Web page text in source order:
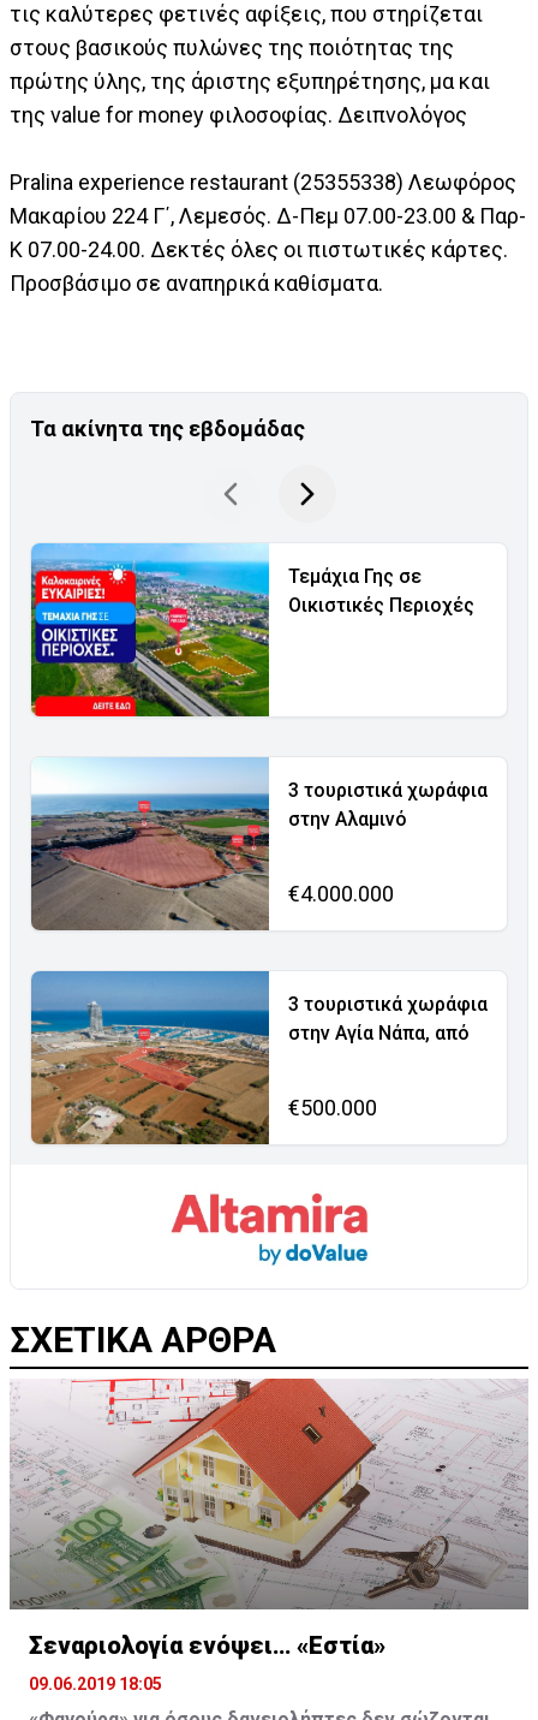
τις καλύτερες φετινές αφίξεις, που στηρίζεται
στους βασικούς πυλώνες της ποιότητας της
πρώτης ύλης, της άριστης εξυπηρέτησης, μα και
της value for money φιλοσοφίας. Δειπνολόγος
Pralina experience restaurant (25355338) Λεωφόρος
Μακαρίου 224 Γ΄, Λεμεσός. Δ-Πεμ 07.00-23.00 & Παρ-
Κ 07.00-24.00. Δεκτές όλες οι πιστωτικές κάρτες.
Προσβάσιμο σε αναπηρικά καθίσματα.
Τα ακίνητα της εβδομάδας
Τεμάχια Γης σε
Οικιστικές Περιοχές
3 τουριστικά χωράφια
στην Αλαμινό
€4.000.000
3 τουριστικά χωράφια
στην Αγία Νάπα, από
€500.000
ΣΧΕΤΙΚΑ ΑΡΘΡΑ
Σεναριολογία ενόψει… «Εστία»
09.06.2019 18:05